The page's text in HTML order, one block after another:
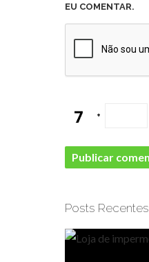
EU COMENTAR.
+
Posts Recentes